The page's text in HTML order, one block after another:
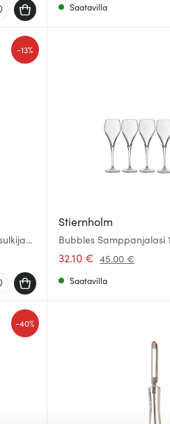
Saatavilla
-13%
Stiernholm
Bubbles Samppanjalasi
32.10 € 45.00 €
Saatavilla
-40%